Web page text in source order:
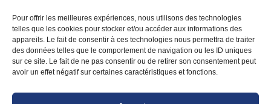
Pour offrir les meilleures expériences, nous utilisons des technologies
telles que les cookies pour stocker et/ou accéder aux informations des
appareils. Le fait de consentir à ces technologies nous permettra de traiter
des données telles que le comportement de navigation ou les ID uniques
sur ce site. Le fait de ne pas consentir ou de retirer son consentement peut
avoir un effet négatif sur certaines caractéristiques et fonctions.